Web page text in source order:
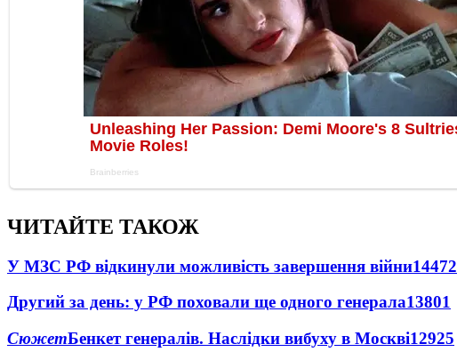
ЧИТАЙТЕ ТАКОЖ
У МЗС РФ відкинули можливість завершення війни14472
Другий за день: у РФ поховали ще одного генерала13801
СюжетБенкет генералів. Наслідки вибуху в Москві12925